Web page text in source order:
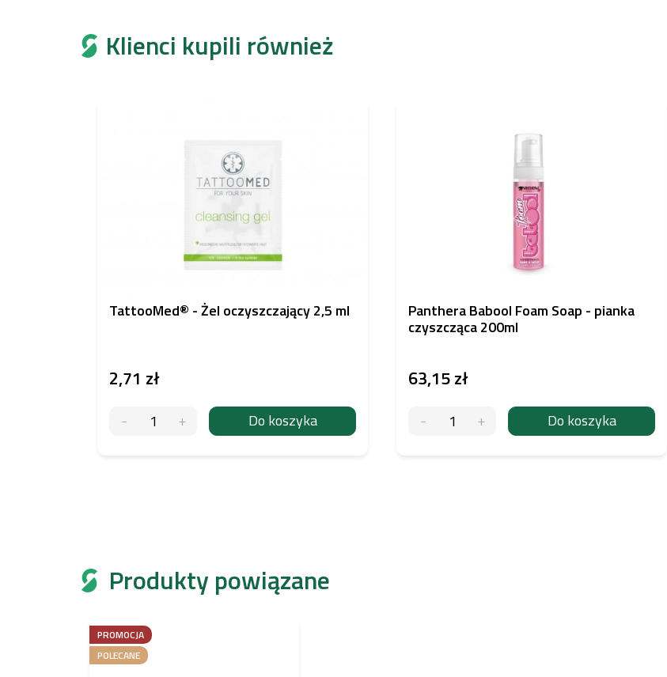
Produkty powiązane
PROMOCJA
POLECANE
Klienci kupili również
TattooMed® - Żel oczyszczający 2,5 ml
2,71 zł
Do koszyka
Panthera Babool Foam Soap - pianka
czyszcząca 200ml
63,15 zł
Do koszyka